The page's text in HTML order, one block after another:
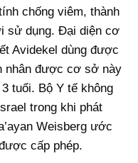
chống viêm, thành
sử dụng. Đại diện cơ
Avidekel dùng được
nhân được cơ sở này
tuổi. Bộ Y tế không
trong khi phát
Weisberg ước
cấp phép.